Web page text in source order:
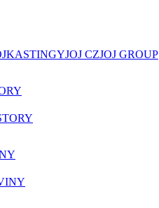
KASTINGYJOJ CZJOJ GROUP